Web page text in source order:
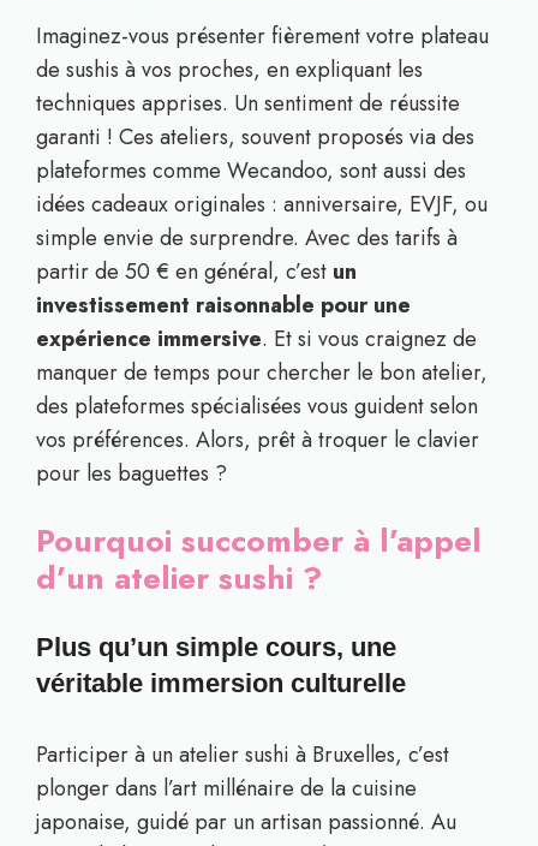
Imaginez-vous présenter fièrement votre plateau
de sushis à vos proches, en expliquant les
techniques apprises. Un sentiment de réussite
garanti ! Ces ateliers, souvent proposés via des
plateformes comme Wecandoo, sont aussi des
idées cadeaux originales : anniversaire, EVJF, ou
simple envie de surprendre. Avec des tarifs à
partir de 50 € en général, c’est un
investissement raisonnable pour une
expérience immersive. Et si vous craignez de
manquer de temps pour chercher le bon atelier,
des plateformes spécialisées vous guident selon
vos préférences. Alors, prêt à troquer le clavier
pour les baguettes ?
Pourquoi succomber à l’appel
d’un atelier sushi ?
Plus qu’un simple cours, une
véritable immersion culturelle
Participer à un atelier sushi à Bruxelles, c’est
plonger dans l’art millénaire de la cuisine
japonaise, guidé par un artisan passionné. Au